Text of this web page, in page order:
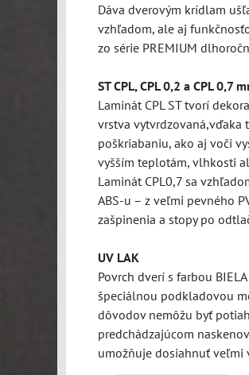
Dáva dverovým krídlam
vzhľadom, ale aj
zo série PREMIUM
ST CPL, CPL 0,2 a CPL 0,7
Laminát CPL ST tvorí
vrstva vytvrdzovaná,vďaka
poškriabaniu, ako aj voči
vyšším teplotám, vlhkosti
Laminát CPL0,7 sa
ABS-u – z veľmi pevného
zašpinenia a stopy po
UV LAK
Povrch dverí s farbou
špeciálnou podkladovou
dôvodov nemôžu byť
predchádzajúcom
umožňuje dosiahnuť veľmi